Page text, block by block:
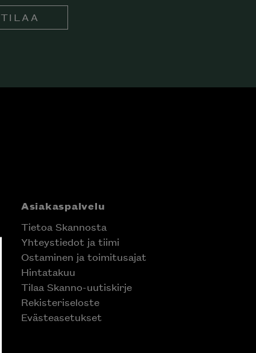
TILAA
Asiakaspalvelu
Tietoa Skannosta
Yhteystiedot ja tiimi
Ostaminen ja toimitusajat
Hintatakuu
Tilaa Skanno-uutiskirje
Rekisteriseloste
Evästeasetukset